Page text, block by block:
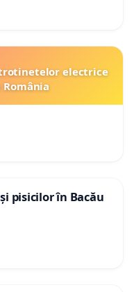
electrice
pisicilor în Bacău